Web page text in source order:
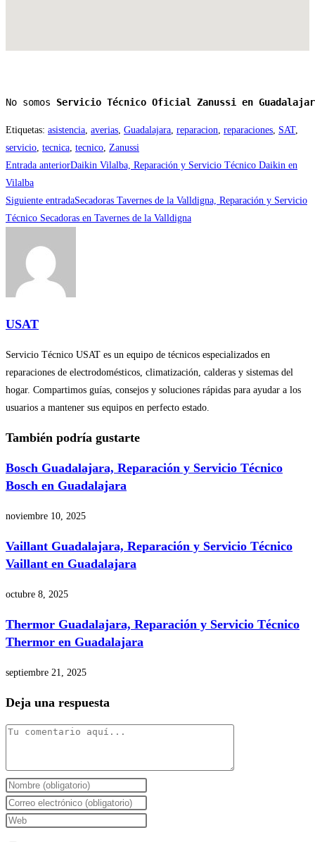
No somos Servicio Técnico Oficial Zanussi en
Etiquetas: asistencia, averias, Guadalajara, reparacion, reparaciones, SAT,
servicio, tecnica, tecnico, Zanussi
Leer
más
artículos
Entrada anteriorDaikin Vilalba, Reparación y Servicio Técnico Daikin en
Vilalba
Siguiente entradaSecadoras Tavernes de la Valldigna, Reparación y Servicio
Técnico Secadoras en Tavernes de la Valldigna
USAT
Servicio Técnico USAT es un equipo de técnicos especializados en
reparaciones de electrodomésticos, climatización, calderas y sistemas del
hogar. Compartimos guías, consejos y soluciones rápidas para ayudar a los
usuarios a mantener sus equipos en perfecto estado.
También podría gustarte
Bosch Guadalajara, Reparación y Servicio Técnico
Bosch en Guadalajara
noviembre 10, 2025
Vaillant Guadalajara, Reparación y Servicio Técnico
Vaillant en Guadalajara
octubre 8, 2025
Thermor Guadalajara, Reparación y Servicio Técnico
Thermor en Guadalajara
septiembre 21, 2025
Deja una respuesta
Comentario
Introduce
tu
nombre
Introduce
tu
Introduce